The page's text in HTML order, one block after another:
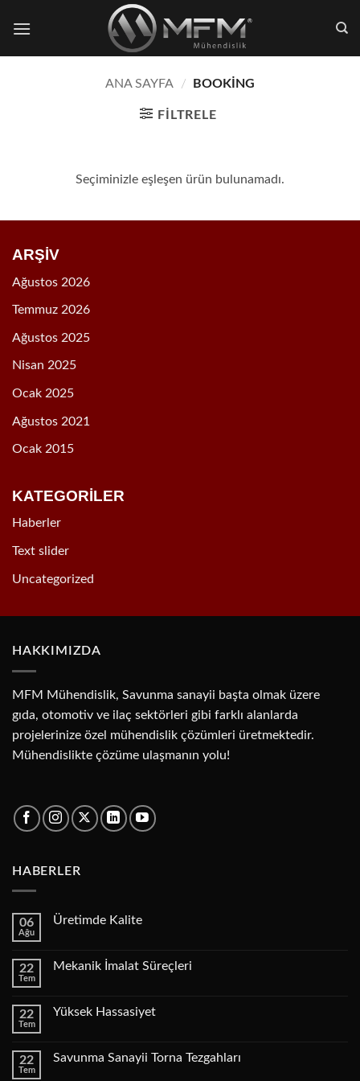
atla
ANA SAYFA / BOOKING
FILTRELE
Seçiminizle eşleşen ürün bulunamadı.
ARŞİV
Ağustos 2026
Temmuz 2026
Ağustos 2025
Nisan 2025
Ocak 2025
Ağustos 2021
Ocak 2015
KATEGORİLER
Haberler
Text slider
Uncategorized
HAKKIMIZDA
MFM Mühendislik, Savunma sanayii başta olmak üzere
gıda, otomotiv ve ilaç sektörleri gibi farklı alanlarda
projelerinize özel mühendislik çözümleri üretmektedir.
Mühendislikte çözüme ulaşmanın yolu!
HABERLER
06
Ağu
Üretimde Kalite
Kalite
22
Tem
Mekanik İmalat Süreçleri
İmalat
22
Tem
Yüksek Hassasiyet
Hassasiyet
22
Tem
Savunma Sanayii Torna Tezgahları